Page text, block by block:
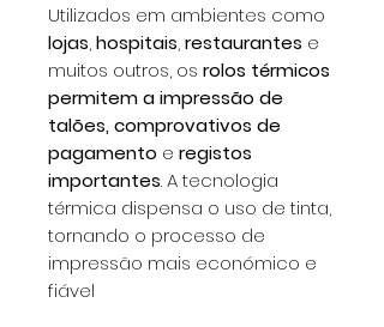
Utilizados em ambientes como
lojas,hospitais,restaurantes e
muitos outros, os rolos térmicos
permitem a impressão de
talões, comprovativos de
pagamento e registos
importantes. A tecnologia
térmica dispensa o uso de tinta,
tornando o processo de
impressão mais económico e
fiável